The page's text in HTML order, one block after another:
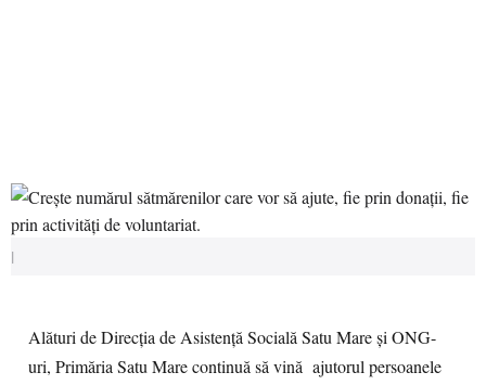
|
Alături de Direcția de Asistență Socială Satu Mare și ONG-
uri, Primăria Satu Mare continuă să vină ajutorul persoanele